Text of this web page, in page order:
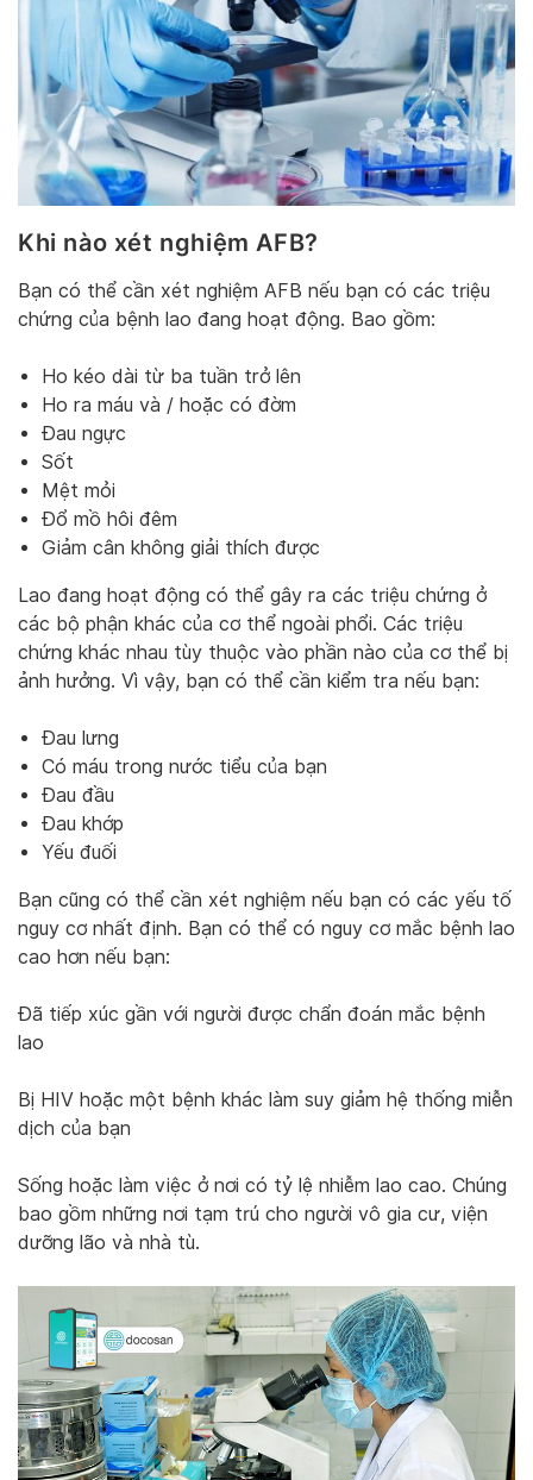
Khi nào xét nghiệm AFB?
Bạn có thể cần xét nghiệm AFB nếu bạn có các triệu
chứng của bệnh lao đang hoạt động. Bao gồm:
Ho kéo dài từ ba tuần trở lên
Ho ra máu và / hoặc có đờm
Đau ngực
Sốt
Mệt mỏi
Đổ mồ hôi đêm
Giảm cân không giải thích được
Lao đang hoạt động có thể gây ra các triệu chứng ở
các bộ phận khác của cơ thể ngoài phổi. Các triệu
chứng khác nhau tùy thuộc vào phần nào của cơ thể bị
ảnh hưởng. Vì vậy, bạn có thể cần kiểm tra nếu bạn:
Đau lưng
Có máu trong nước tiểu của bạn
Đau đầu
Đau khớp
Yếu đuối
Bạn cũng có thể cần xét nghiệm nếu bạn có các yếu tố
nguy cơ nhất định. Bạn có thể có nguy cơ mắc bệnh lao
cao hơn nếu bạn:
Đã tiếp xúc gần với người được chẩn đoán mắc bệnh
lao
Bị HIV hoặc một bệnh khác làm suy giảm hệ thống miễn
dịch của bạn
Sống hoặc làm việc ở nơi có tỷ lệ nhiễm lao cao. Chúng
bao gồm những nơi tạm trú cho người vô gia cư, viện
dưỡng lão và nhà tù.